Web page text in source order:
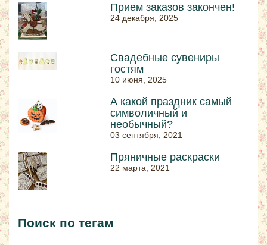
Прием заказов закончен!
24 декабря, 2025
Свадебные сувениры
гостям
10 июня, 2025
А какой праздник самый
символичный и
необычный?
03 сентября, 2021
Пряничные раскраски
22 марта, 2021
Поиск по тегам